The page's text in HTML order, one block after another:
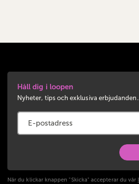
Håll dig i loopen
Nyheter, tips och exklusiva erbjudanden.
När du klickar knappen "Skicka" accepterar du vår